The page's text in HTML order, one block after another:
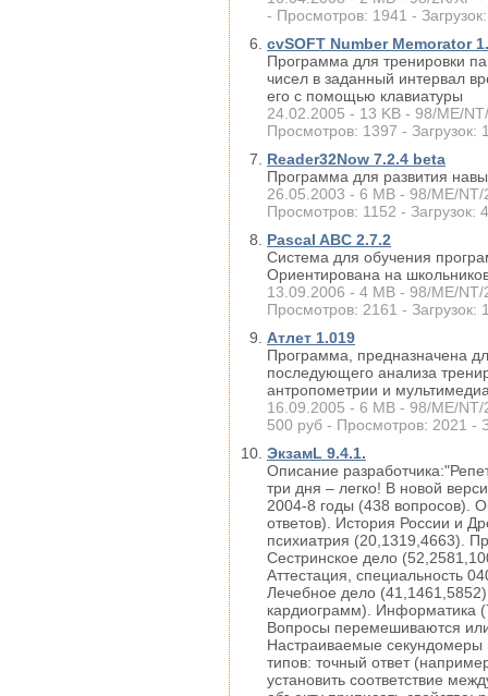
- Просмотров: 1941 -
cvSOFT Number Memorator
Программа для тренировки
чисел в заданный интервал
его с помощью клавиатуры
24.02.2005 - 13 KB - 98/ME/
Просмотров: 1397 - Загрузок:
Reader32Now 7.2.4 beta
Программа для развития
26.05.2003 - 6 MB - 98/ME/
Просмотров: 1152 - Загрузок:
Pascal ABC 2.7.2
Система для обучения
Ориентирована на
13.09.2006 - 4 MB - 98/ME/
Просмотров: 2161 - Загрузок:
Атлет 1.019
Программа, предназначена
последующего анализа
антропометрии и
16.09.2005 - 6 MB - 98/ME/
500 руб - Просмотров: 2021 -
ЭкзамL 9.4.1.
Описание
три дня – легко! В новой
2004-8 годы (438 вопросов).
ответов). История России и
психиатрия (20,1319,4663).
Сестринское дело
Аттестация, специальность
Лечебное дело
кардиограмм). Информатика
Вопросы перемешиваются
Настраиваемые секундомеры
типов: точный ответ
установить соответствие